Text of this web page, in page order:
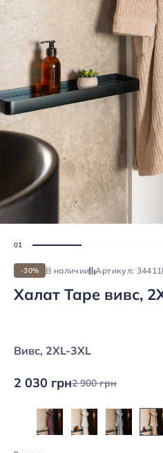
-30% В наличии Артикул:
Халат Tape вивс,
Вивс, 2XL-3XL
2 030 грн2 900 грн